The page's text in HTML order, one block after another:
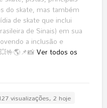
do skate, mas também
de skate que inclui
de Sinais) em sua
a inclusão e
Ver todos os
visualizações, 2 hoje